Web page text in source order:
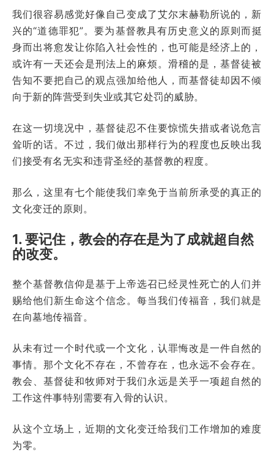
我们很容易感觉好像自己变成了艾尔末赫勒所说的，新
兴的“道德罪犯”。要为基督教具有历史意义的原则而挺
身而出将愈发让你陷入社会性的，也可能是经济上的，
或许有一天还会是刑法上的麻烦。滑稽的是，基督徒被
告知不要把自己的观点强加给他人，而基督徒却因不倾
向于新的阵营受到失业或其它处罚的威胁。
在这一切境况中，基督徒忍不住要惊慌失措或者说危言
耸听的话。不过，我们做出那样行为的程度也反映出我
们接受有名无实和违背圣经的基督教的程度。
那么，这里有七个能使我们幸免于当前所承受的真正的
文化变迁的原则。
1. 要记住，教会的存在是为了成就超自然
的改变。
整个基督教信仰是基于上帝选召已经灵性死亡的人们并
赐给他们新生命这个信念。每当我们传福音，我们就是
在向墓地传福音。
从未有过一个时代或一个文化，认罪悔改是一件自然的
事情。那个文化不存在，不曾存在，也永远不会存在。
教会、基督徒和牧师对于我们永远是关乎一项超自然的
工作这件事特别需要有入骨的认识。
从这个立场上，近期的文化变迁给我们工作增加的难度
为零。